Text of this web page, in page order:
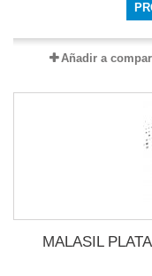
Añadir a
MALASIL